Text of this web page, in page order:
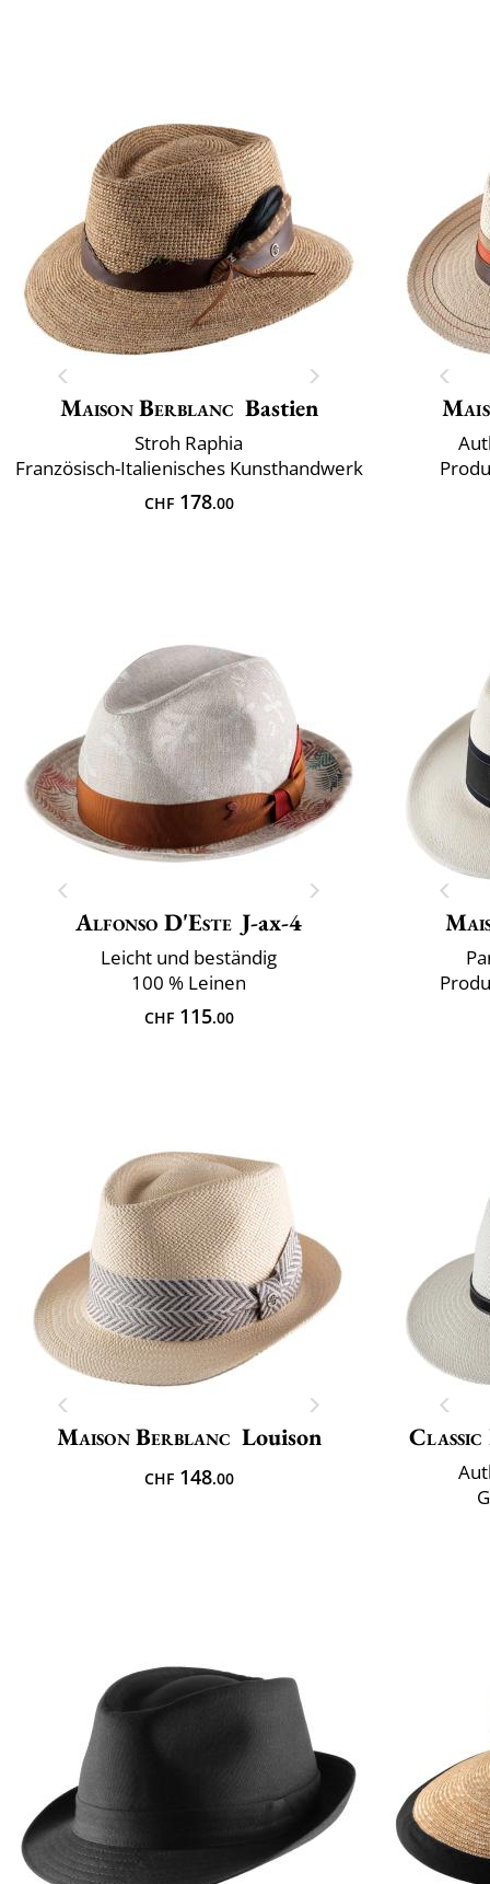
Maison Berblanc Bastien
Stroh Raphia
Französisch-Italienisches Kunsthandwerk
CHF178.00
Alfonso D'Este J-ax-4
Leicht und beständig
100 % Leinen
CHF115.00
Maison Berblanc Louison
CHF148.00